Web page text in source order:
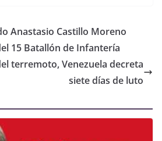
Anastasio Castillo Moreno
15 Batallón de Infantería
terremoto, Venezuela decreta
siete días de luto